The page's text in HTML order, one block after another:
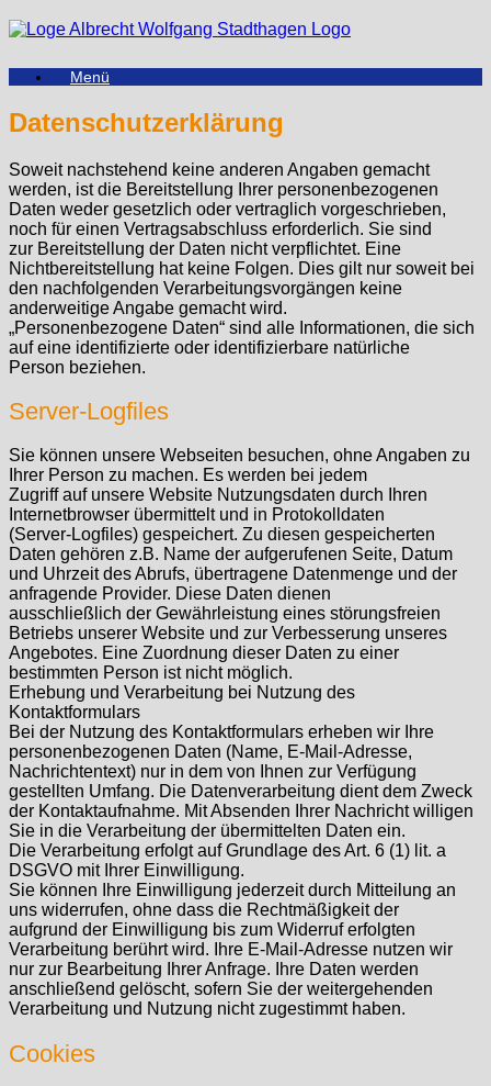
Zum
Inhalt
Menü
Datenschutzerklärung
Soweit nachstehend keine anderen Angaben gemacht
werden, ist die Bereitstellung Ihrer personenbezogenen
Daten weder gesetzlich oder vertraglich vorgeschrieben,
noch für einen Vertragsabschluss erforderlich. Sie sind
zur Bereitstellung der Daten nicht verpflichtet. Eine
Nichtbereitstellung hat keine Folgen. Dies gilt nur soweit bei
den nachfolgenden Verarbeitungsvorgängen keine
anderweitige Angabe gemacht wird.
„Personenbezogene Daten“ sind alle Informationen, die sich
auf eine identifizierte oder identifizierbare natürliche
Person beziehen.
Server-Logfiles
Sie können unsere Webseiten besuchen, ohne Angaben zu
Ihrer Person zu machen. Es werden bei jedem
Zugriff auf unsere Website Nutzungsdaten durch Ihren
Internetbrowser übermittelt und in Protokolldaten
(Server-Logfiles) gespeichert. Zu diesen gespeicherten
Daten gehören z.B. Name der aufgerufenen Seite, Datum
und Uhrzeit des Abrufs, übertragene Datenmenge und der
anfragende Provider. Diese Daten dienen
ausschließlich der Gewährleistung eines störungsfreien
Betriebs unserer Website und zur Verbesserung unseres
Angebotes. Eine Zuordnung dieser Daten zu einer
bestimmten Person ist nicht möglich.
Erhebung und Verarbeitung bei Nutzung des
Kontaktformulars
Bei der Nutzung des Kontaktformulars erheben wir Ihre
personenbezogenen Daten (Name, E-Mail-Adresse,
Nachrichtentext) nur in dem von Ihnen zur Verfügung
gestellten Umfang. Die Datenverarbeitung dient dem Zweck
der Kontaktaufnahme. Mit Absenden Ihrer Nachricht willigen
Sie in die Verarbeitung der übermittelten Daten ein.
Die Verarbeitung erfolgt auf Grundlage des Art. 6 (1) lit. a
DSGVO mit Ihrer Einwilligung.
Sie können Ihre Einwilligung jederzeit durch Mitteilung an
uns widerrufen, ohne dass die Rechtmäßigkeit der
aufgrund der Einwilligung bis zum Widerruf erfolgten
Verarbeitung berührt wird. Ihre E-Mail-Adresse nutzen wir
nur zur Bearbeitung Ihrer Anfrage. Ihre Daten werden
anschließend gelöscht, sofern Sie der weitergehenden
Verarbeitung und Nutzung nicht zugestimmt haben.
Cookies